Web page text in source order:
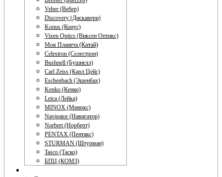
Veber (Вебер)
Discovery (Дискавери)
Konus (Конус)
Vixen Optics (Виксен Оптикс)
Моя Планета (Китай)
Celestron (Селестрон)
Bushnell (Бушнелл)
Carl Zeiss (Карл Цейс)
Eschenbach (Эшенбах)
Kenko (Кенко)
Leica (Лейка)
MINOX (Минокс)
Navigator (Навигатор)
Norbert (Норберт)
PENTAX (Пентакс)
STURMAN (Штурман)
Tasco (Таско)
БПЦ (КОМЗ)